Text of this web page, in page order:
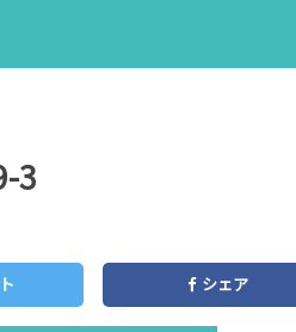
3
シェア